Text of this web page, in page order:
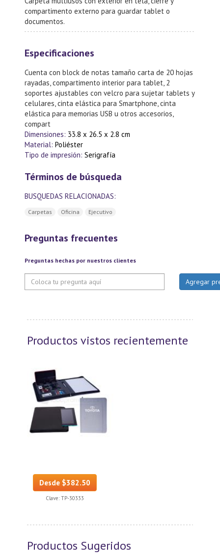
compartimento externo para guardar tablet o
documentos.
Especificaciones
Cuenta con block de notas tamaño carta de 20 hojas
rayadas, compartimento interior para tablet, 2
soportes ajustables con velcro para sujetar tablets y
celulares, cinta elástica para Smartphone, cinta
elástica para memorias USB u otros accesorios,
compart
Dimensiones: 33.8 x 26.5 x 2.8 cm
Material: Poliéster
Tipo de impresión: Serigrafía
Términos de búsqueda
BUSQUEDAS RELACIONADAS:
Carpetas Oficina Ejecutivo
Preguntas frecuentes
Preguntas hechas por nuestros clientes
Productos vistos recientemente
Desde $382.50
Clave: TP-30333
Productos Sugeridos